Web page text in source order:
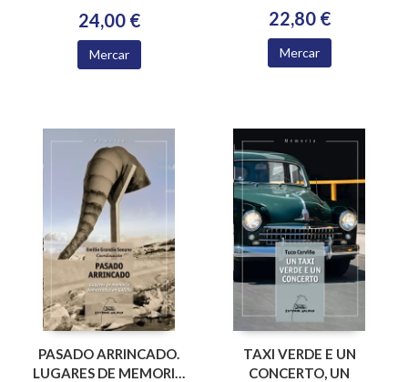
24,00 €
Mercar
22,80 €
Mercar
PASADO ARRINCADO.
LUGARES DE MEMORIA
TAXI VERDE E UN
CONCERTO, UN